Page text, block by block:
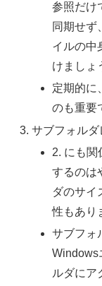
参照だけ
同期せず
イルの中
けましょ
定期的に
のも重要
サブフォル
2. にも関
するのは
ダのサイ
性もあり
サブフォ
Windows
ルダにア